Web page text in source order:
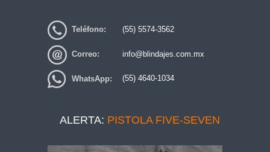
Teléfono: (55) 5574-3562
Correo: info@blindajes.com.mx
WhatsApp: (55) 4640-1034
ALERTA: PISTOLA FIVE-SEVEN